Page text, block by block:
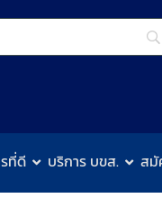
ที่ดี บริการ บขส. สมั